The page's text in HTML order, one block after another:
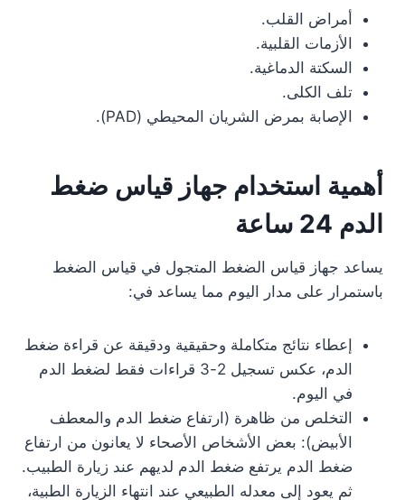
أمراض القلب.
الأزمات القلبية.
السكتة الدماغية.
تلف الكلى.
الإصابة بمرض الشريان المحيطي (PAD).
أهمية استخدام جهاز قياس ضغط
الدم 24 ساعة
يساعد جهاز قياس الضغط المتجول في قياس الضغط
باستمرار على مدار اليوم مما يساعد في:
إعطاء نتائج متكاملة وحقيقية ودقيقة عن قراءة ضغط
الدم، عكس تسجيل 2-3 قراءات فقط لضغط الدم
في اليوم.
التخلص من ظاهرة (ارتفاع ضغط الدم والمعطف
الأبيض): بعض الأشخاص الأصحاء لا يعانون من ارتفاع
ضغط الدم يرتفع ضغط الدم لديهم عند زيارة الطبيب.
ثم يعود إلى معدله الطبيعي عند انتهاء الزيارة الطبية،